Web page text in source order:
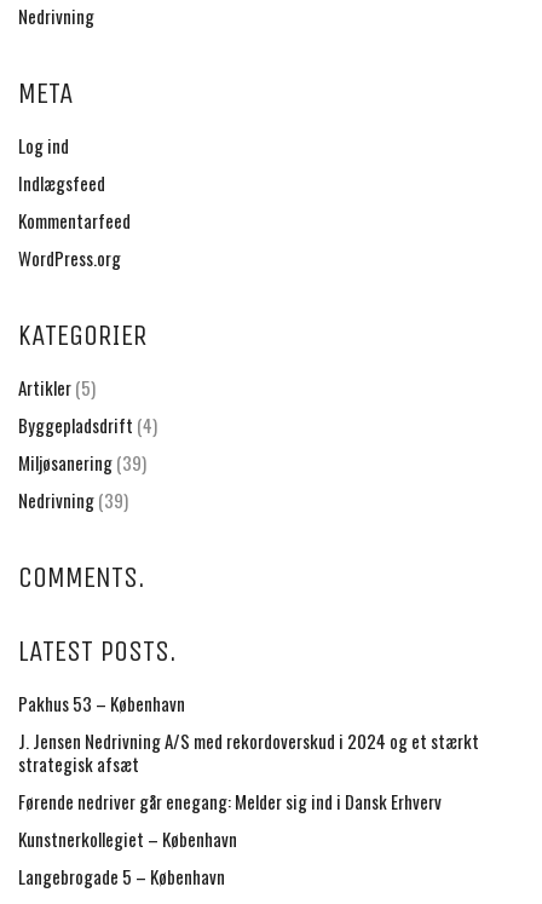
Nedrivning
META
Log ind
Indlægsfeed
Kommentarfeed
WordPress.org
KATEGORIER
Artikler(5)
Byggepladsdrift (4)
Miljøsanering(39)
Nedrivning(39)
COMMENTS.
LATEST POSTS.
Pakhus 53 – København
J. Jensen Nedrivning A/S med rekordoverskud i 2024 og et stærkt
strategisk afsæt
Førende nedriver går enegang: Melder sig ind i Dansk Erhverv
Kunstnerkollegiet – København
Langebrogade 5 – København